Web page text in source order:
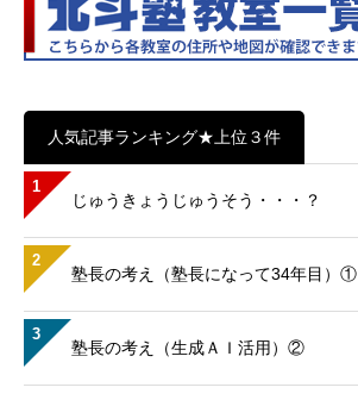
人気記事ランキング★上位３件
1
じゅうきょうじゅうそう・・・？
2
塾長の考え（塾長になって34年目）①
3
塾長の考え（生成ＡＩ活用）②